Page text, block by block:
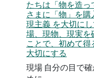
たちは「物を造
さまに「物」を
現主義 を大切に
場、現物、現実を
ことで、初めて
大切にする
現場 自分の目で